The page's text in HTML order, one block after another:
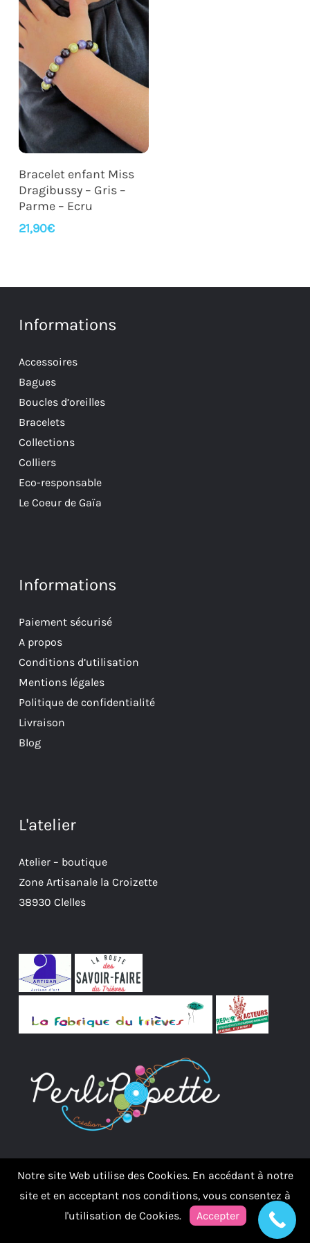
Ajouter Au Panier
Bracelet enfant Miss
Dragibussy – Gris –
Parme – Ecru
21,90€
Informations
Accessoires
Bagues
Boucles d’oreilles
Bracelets
Collections
Colliers
Eco-responsable
Le Coeur de Gaïa
Informations
Paiement sécurisé
A propos
Conditions d’utilisation
Mentions légales
Politique de confidentialité
Livraison
Blog
L'atelier
Atelier – boutique
Zone Artisanale la Croizette
38930 Clelles
Notre site Web utilise des Cookies. En accédant à notre
site et en acceptant nos conditions, vous consentez à
l'utilisation de Cookies.
Accepter